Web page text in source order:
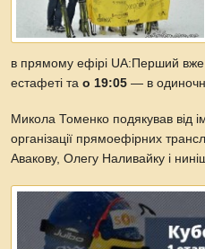
в прямому ефірі UA:Перший вже
естафеті тао 19:05 — в
Микола Томенко подякував від
організації прямоефірних
Авакову, Олегу Наливайку і